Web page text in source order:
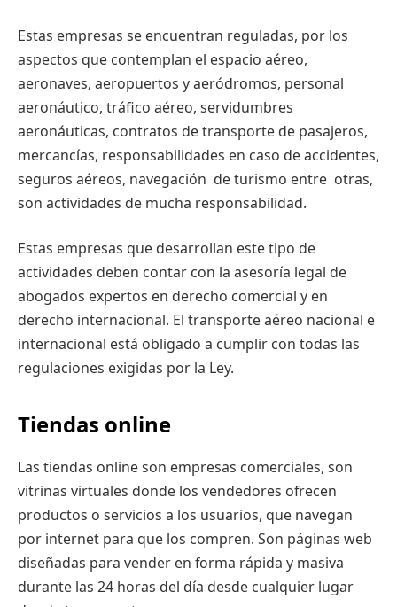
Estas empresas se encuentran reguladas, por los
aspectos que contemplan el espacio aéreo,
aeronaves, aeropuertos y aeródromos, personal
aeronáutico, tráfico aéreo, servidumbres
aeronáuticas, contratos de transporte de pasajeros,
mercancías, responsabilidades en caso de accidentes,
seguros aéreos, navegación de turismo entre otras,
son actividades de mucha responsabilidad.
Estas empresas que desarrollan este tipo de
actividades deben contar con la asesoría legal de
abogados expertos en derecho comercial y en
derecho internacional. El transporte aéreo nacional e
internacional está obligado a cumplir con todas las
regulaciones exigidas por la Ley.
Tiendas online
Las tiendas online son empresas comerciales, son
vitrinas virtuales donde los vendedores ofrecen
productos o servicios a los usuarios, que navegan
por internet para que los compren. Son páginas web
diseñadas para vender en forma rápida y masiva
durante las 24 horas del día desde cualquier lugar